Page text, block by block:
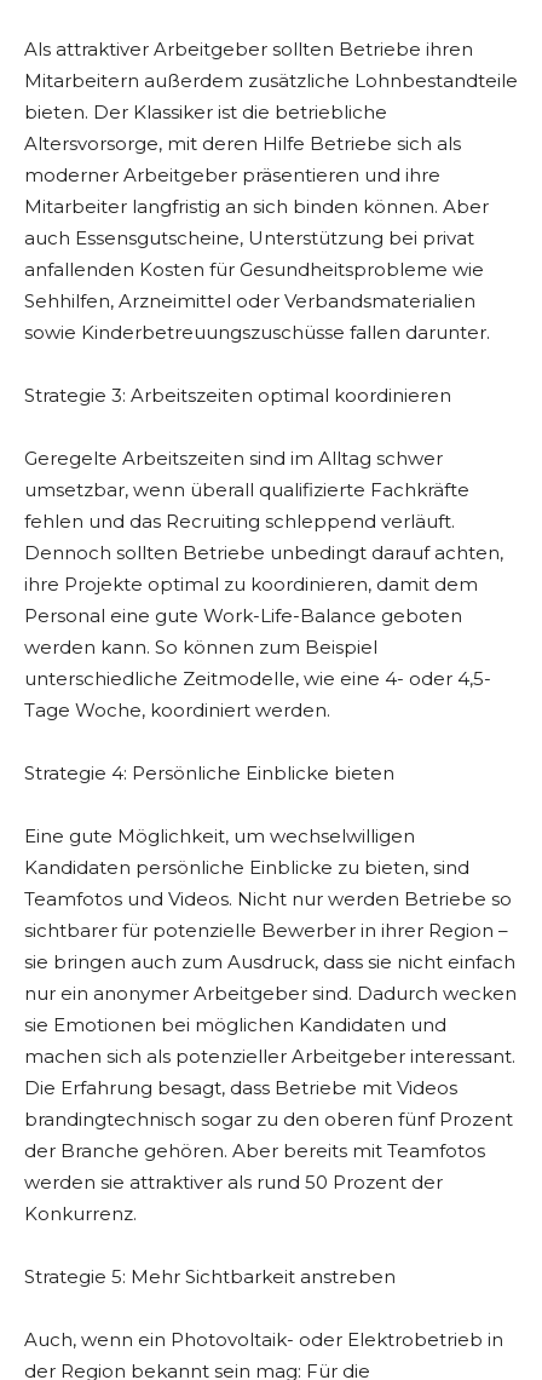
Als attraktiver Arbeitgeber sollten Betriebe ihren
Mitarbeitern außerdem zusätzliche Lohnbestandteile
bieten. Der Klassiker ist die betriebliche
Altersvorsorge, mit deren Hilfe Betriebe sich als
moderner Arbeitgeber präsentieren und ihre
Mitarbeiter langfristig an sich binden können. Aber
auch Essensgutscheine, Unterstützung bei privat
anfallenden Kosten für Gesundheitsprobleme wie
Sehhilfen, Arzneimittel oder Verbandsmaterialien
sowie Kinderbetreuungszuschüsse fallen darunter.
Strategie 3: Arbeitszeiten optimal koordinieren
Geregelte Arbeitszeiten sind im Alltag schwer
umsetzbar, wenn überall qualifizierte Fachkräfte
fehlen und das Recruiting schleppend verläuft.
Dennoch sollten Betriebe unbedingt darauf achten,
ihre Projekte optimal zu koordinieren, damit dem
Personal eine gute Work-Life-Balance geboten
werden kann. So können zum Beispiel
unterschiedliche Zeitmodelle, wie eine 4- oder 4,5-
Tage Woche, koordiniert werden.
Strategie 4: Persönliche Einblicke bieten
Eine gute Möglichkeit, um wechselwilligen
Kandidaten persönliche Einblicke zu bieten, sind
Teamfotos und Videos. Nicht nur werden Betriebe so
sichtbarer für potenzielle Bewerber in ihrer Region –
sie bringen auch zum Ausdruck, dass sie nicht einfach
nur ein anonymer Arbeitgeber sind. Dadurch wecken
sie Emotionen bei möglichen Kandidaten und
machen sich als potenzieller Arbeitgeber interessant.
Die Erfahrung besagt, dass Betriebe mit Videos
brandingtechnisch sogar zu den oberen fünf Prozent
der Branche gehören. Aber bereits mit Teamfotos
werden sie attraktiver als rund 50 Prozent der
Konkurrenz.
Strategie 5: Mehr Sichtbarkeit anstreben
Auch, wenn ein Photovoltaik- oder Elektrobetrieb in
der Region bekannt sein mag: Für die